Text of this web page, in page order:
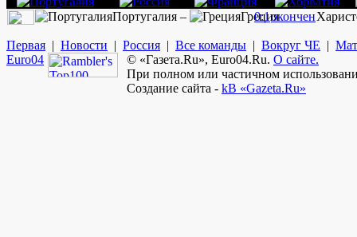
Португалия – Греция
0:1окончен
Первая | Новости | Россия | Все команды | Вокруг ЧЕ |
Euro04 © «Газета.Ru», Euro04.Ru. О сайте.
При полном или частичном
Создание сайта - kB «Gazeta.Ru»